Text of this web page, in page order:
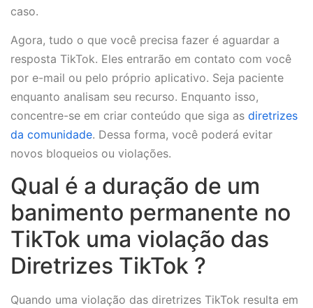
caso.
Agora, tudo o que você precisa fazer é aguardar a
resposta TikTok. Eles entrarão em contato com você
por e-mail ou pelo próprio aplicativo. Seja paciente
enquanto analisam seu recurso. Enquanto isso,
concentre-se em criar conteúdo que siga as diretrizes
da comunidade. Dessa forma, você poderá evitar
novos bloqueios ou violações.
Qual é a duração de um
banimento permanente no
TikTok uma violação das
Diretrizes TikTok ?
Quando uma violação das diretrizes TikTok resulta em